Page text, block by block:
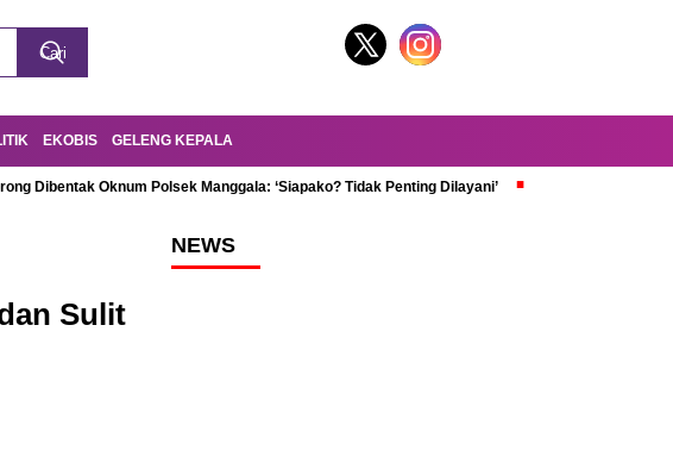
EKOBIS GELENG KEPALA
Dibentak Oknum Polsek Manggala: ‘Siapako? Tidak Penting Dilayani’
Sulit
NEWS